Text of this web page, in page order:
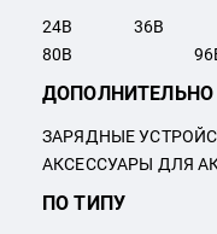
24В 36В
80В 96
ПО ТИПУ
ДОПОЛНИТЕЛЬНО
ЗАРЯДНЫЕ
АКСЕССУАРЫ ДЛЯ